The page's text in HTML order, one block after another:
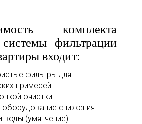
комплекта
фильтрации
входит:
фильтры для
примесей
очистки
снижения
воды (умягчение)